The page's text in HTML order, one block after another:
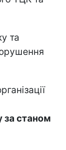
та
за станом